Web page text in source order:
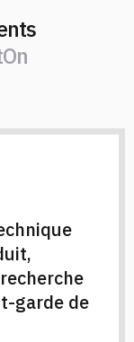
garde de